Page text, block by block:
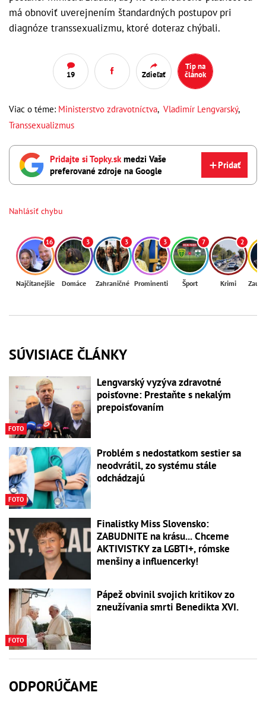
má obnoviť uverejnením štandardných postupov pri
diagnóze transsexualizmu, ktoré doteraz chýbali.
19 Zdieľať
Tip na
článok
Viac o téme: Ministerstvo zdravotníctva, Vladimír Lengvarský,
Transsexualizmus
Pridajte si Topky.sk medzi Vaše
preferované zdroje na Google
Pridať
Nahlásiť chybu
16
Najčítanejšie
3
Domáce
3
Zahraničné
3
Prominenti
7
Šport
2
Krimi
SÚVISIACE ČLÁNKY
FOTO
Lengvarský vyzýva zdravotné
poisťovne: Prestaňte s nekalým
prepoisťovaním
FOTO
Problém s nedostatkom sestier sa
neodvrátil, zo systému stále
odchádzajú
Finalistky Miss Slovensko:
ZABUDNITE na krásu... Chceme
AKTIVISTKY za LGBTI+, rómske
menšiny a influencerky!
FOTO
Pápež obvinil svojich kritikov zo
zneužívania smrti Benedikta XVI.
ODPORÚČAME